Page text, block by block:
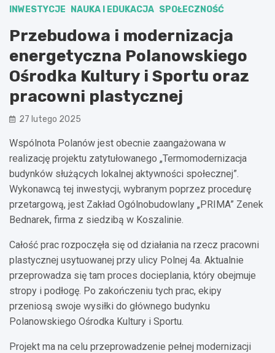
INWESTYCJE NAUKA I EDUKACJA SPOŁECZNOŚĆ
Przebudowa i modernizacja
energetyczna Polanowskiego
Ośrodka Kultury i Sportu oraz
pracowni plastycznej
27 lutego 2025
Wspólnota Polanów jest obecnie zaangażowana w
realizację projektu zatytułowanego „Termomodernizacja
budynków służących lokalnej aktywności społecznej”.
Wykonawcą tej inwestycji, wybranym poprzez procedurę
przetargową, jest Zakład Ogólnobudowlany „PRIMA” Zenek
Bednarek, firma z siedzibą w Koszalinie.
Całość prac rozpoczęła się od działania na rzecz pracowni
plastycznej usytuowanej przy ulicy Polnej 4a. Aktualnie
przeprowadza się tam proces docieplania, który obejmuje
stropy i podłogę. Po zakończeniu tych prac, ekipy
przeniosą swoje wysiłki do głównego budynku
Polanowskiego Ośrodka Kultury i Sportu.
Projekt ma na celu przeprowadzenie pełnej modernizacji